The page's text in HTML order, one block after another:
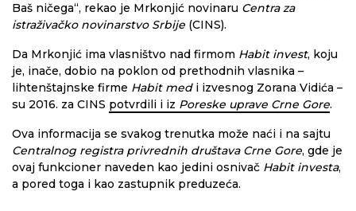
Baš ničega“, rekao je Mrkonjić novinaru Centra za
istraživačko novinarstvo Srbije (CINS).
Da Mrkonjić ima vlasništvo nad firmom Habit invest, koju
je, inače, dobio na poklon od prethodnih vlasnika –
lihtenštajnske firme Habit medi izvesnog Zorana Vidića –
su 2016. za CINS potvrdili i iz Poreske uprave Crne Gore.
Ova informacija se svakog trenutka može naći i na sajtu
Centralnog registra privrednih društava Crne Gore, gde je
ovaj funkcioner naveden kao jedini osnivač Habit investa,
a pored toga i kao zastupnik preduzeća.